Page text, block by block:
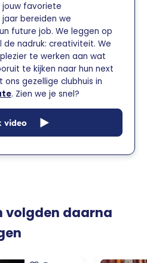
favoriete
bereiden we
future job. We leggen op
de nadruk: creativiteit. We
te werken aan wat
te kijken naar hun next
gezellige clubhuis in
. Zien we je snel?
video
volgden daarna